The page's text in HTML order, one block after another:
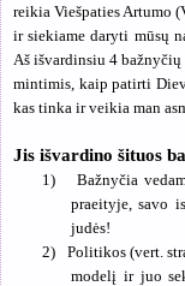
reikia Viešpaties Artumo
ir siekiame daryti mūsų
Aš išvardinsiu 4
mintimis, kaip patirti
kas tinka ir veikia man
Jis išvardino šituos
1)
Bažnyčia
praeityje, savo
judės!
2)
Politikos (vert.
modelį ir juo